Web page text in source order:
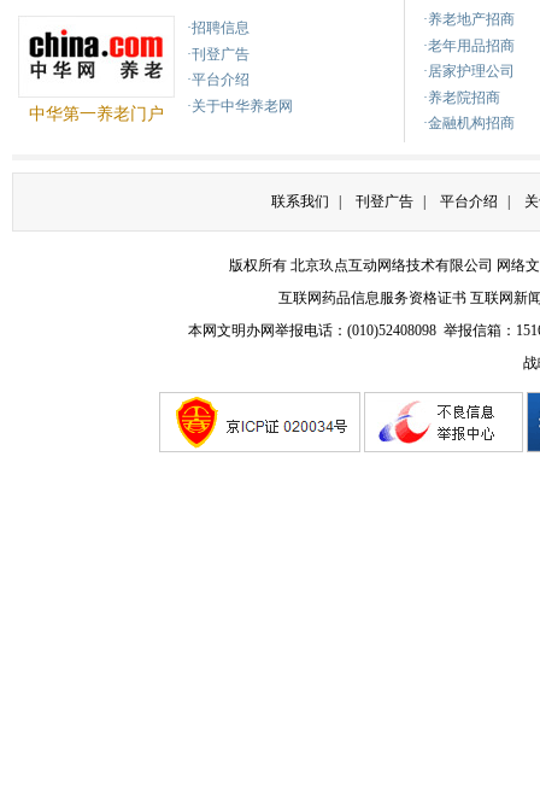
健康
中华第一养老门户
·招聘信息
·刊登广告
·平台介绍
·关于中华养老网
·养老地产招商
·老年用品招商
·居家护理公司
·养老院招商
·金融机构招商
联系我们 刊登广告 平台介绍
版权所有 北京玖点互动网络技术有限公司 网络
互联网药品信息服务资格证书 互联网新
本网文明办网举报电话：(010)52408098 举报信箱：